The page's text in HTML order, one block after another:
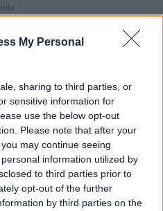
My Personal
sharing to third parties, or
sensitive information for
use the below opt-out
Please note that after your
may continue seeing
information utilized by
to third parties prior to
opt-out of the further
by third parties on the
Elképesztó manővert
hajtott végre egy helyi
döntött, a karácsonyi
hangulatot egy kis
drifteléssel fűszerezi
meg. A rutinos
nagy problémát a mutatvány.